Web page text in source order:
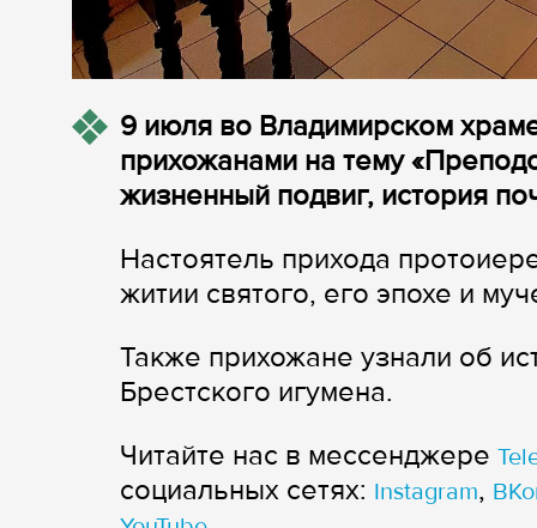
9 июля во Владимирском
прихожанами на тему
жизненный подвиг, история
Настоятель прихода
житии святого, его эпохе и
Также прихожане узнали об
Брестского игумена.
Читайте нас в мессенджере
cоциальных сетях: Instagram,